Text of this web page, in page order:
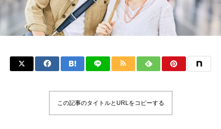
この記事のタイトルとURLをコピーする